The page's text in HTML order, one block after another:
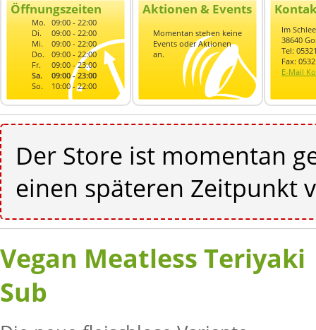
Öffnungszeiten
Mo. 09:00 - 22:00
Di.
09:00 - 22:00
Mi.
09:00 - 22:00
Do.
09:00 - 22:00
Fr.
09:00 - 23:00
Sa.
09:00 - 23:00
So.
10:00 - 22:00
Aktionen & Events
Momentan stehen keine
Events oder Aktionen
an.
Im
38640
Tel:
Fax:
E-Mail
Der Store ist momentan
einen späteren Zeitpunkt
Vegan Meatless Teriyaki
Sub